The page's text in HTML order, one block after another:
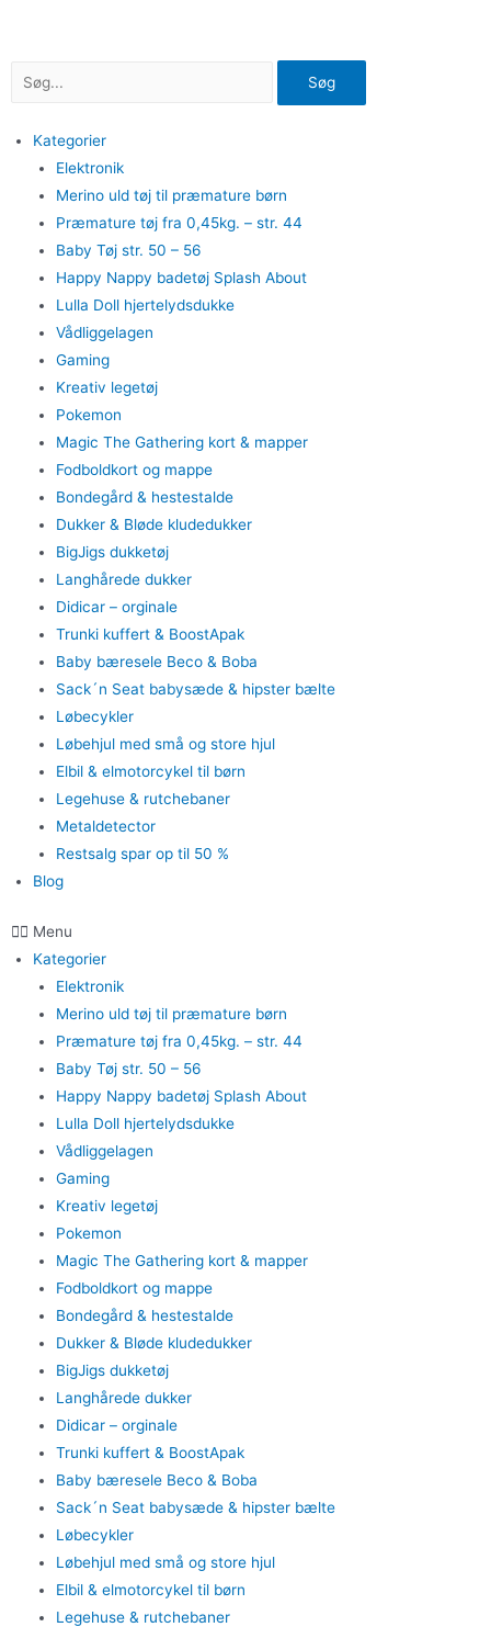
Søg
Kategorier
Elektronik
Merino uld tøj til præmature børn
Præmature tøj fra 0,45kg. – str. 44
Baby Tøj str. 50 – 56
Happy Nappy badetøj Splash About
Lulla Doll hjertelydsdukke
Vådliggelagen
Gaming
Kreativ legetøj
Pokemon
Magic The Gathering kort & mapper
Fodboldkort og mappe
Bondegård & hestestalde
Dukker & Bløde kludedukker
BigJigs dukketøj
Langhårede dukker
Didicar – orginale
Trunki kuffert & BoostApak
Baby bæresele Beco & Boba
Sack´n Seat babysæde & hipster bælte
Løbecykler
Løbehjul med små og store hjul
Elbil & elmotorcykel til børn
Legehuse & rutchebaner
Metaldetector
Restsalg spar op til 50 %
Blog
Menu
Kategorier
Elektronik
Merino uld tøj til præmature børn
Præmature tøj fra 0,45kg. – str. 44
Baby Tøj str. 50 – 56
Happy Nappy badetøj Splash About
Lulla Doll hjertelydsdukke
Vådliggelagen
Gaming
Kreativ legetøj
Pokemon
Magic The Gathering kort & mapper
Fodboldkort og mappe
Bondegård & hestestalde
Dukker & Bløde kludedukker
BigJigs dukketøj
Langhårede dukker
Didicar – orginale
Trunki kuffert & BoostApak
Baby bæresele Beco & Boba
Sack´n Seat babysæde & hipster bælte
Løbecykler
Løbehjul med små og store hjul
Elbil & elmotorcykel til børn
Legehuse & rutchebaner